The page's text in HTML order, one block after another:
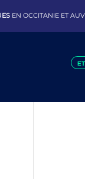
EN OCCITANIE ET